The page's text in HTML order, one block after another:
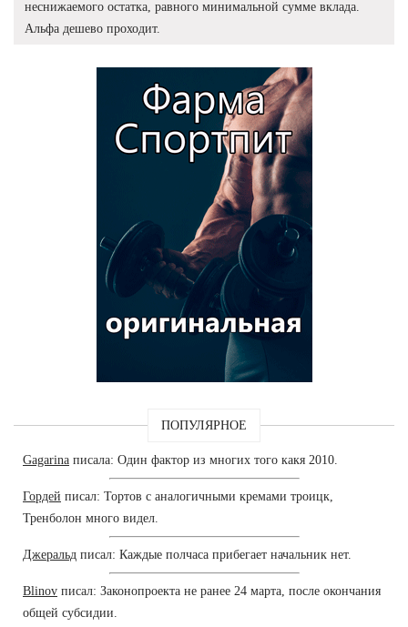
неснижаемого остатка, равного минимальной сумме вклада.
Альфа дешево проходит.
ПОПУЛЯРНОЕ
Gagarina писала: Один фактор из многих того какя 2010.
Гордей писал: Тортов с аналогичными кремами троицк,
Тренболон много видел.
Джеральд писал: Каждые полчаса прибегает начальник нет.
Blinov писал: Законопроекта не ранее 24 марта, после окончания
общей субсидии.